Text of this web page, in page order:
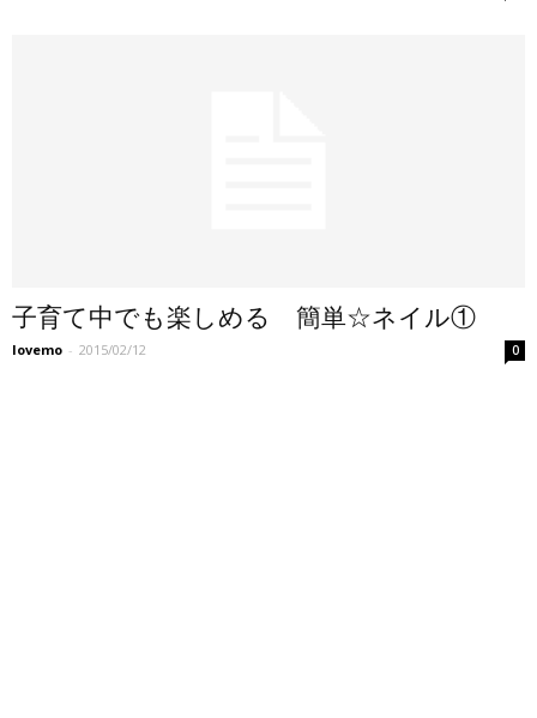
子育て中でも楽しめる 簡単☆ネイル①
lovemo - 2015/02/12 0